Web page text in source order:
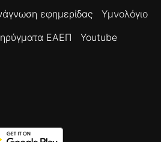
εφημερίδας
Υμνολόγιο
ΕΑΕΠ
Youtube